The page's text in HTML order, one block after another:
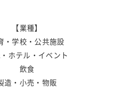
【業種】
・学校・公共施設
ホテル・イベント
飲食
造・小売・物販